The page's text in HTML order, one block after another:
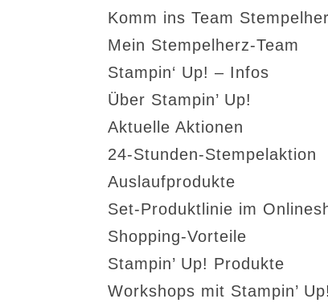
Komm ins Team
Mein Stempelherz-Team
Stampin‘ Up! – Infos
Über Stampin’ Up!
Aktuelle Aktionen
24-Stunden-Stempelaktion
Auslaufprodukte
Set-Produktlinie im
Shopping-Vorteile
Stampin’ Up! Produkte
Workshops mit Stampin’ Up!